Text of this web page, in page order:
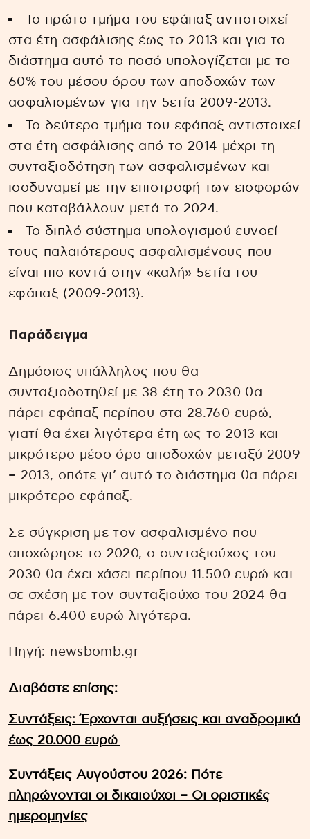
Το πρώτο τμήμα του εφάπαξ αντιστοιχεί
στα έτη ασφάλισης έως το 2013 και για το
διάστημα αυτό το ποσό υπολογίζεται με το
60% του μέσου όρου των αποδοχών των
ασφαλισμένων για την 5ετία 2009-2013.
Το δεύτερο τμήμα του εφάπαξ αντιστοιχεί
στα έτη ασφάλισης από το 2014 μέχρι τη
συνταξιοδότηση των ασφαλισμένων και
ισοδυναμεί με την επιστροφή των εισφορών
που καταβάλλουν μετά το 2024.
Το διπλό σύστημα υπολογισμού ευνοεί
τους παλαιότερους ασφαλισμένους που
είναι πιο κοντά στην «καλή» 5ετία του
εφάπαξ (2009-2013).
Παράδειγμα
Δημόσιος υπάλληλος που θα
συνταξιοδοτηθεί με 38 έτη το 2030 θα
πάρει εφάπαξ περίπου στα 28.760 ευρώ,
γιατί θα έχει λιγότερα έτη ως το 2013 και
μικρότερο μέσο όρο αποδοχών μεταξύ 2009
– 2013, οπότε γι’ αυτό το διάστημα θα πάρει
μικρότερο εφάπαξ.
Σε σύγκριση με τον ασφαλισμένο που
αποχώρησε το 2020, ο συνταξιούχος του
2030 θα έχει χάσει περίπου 11.500 ευρώ και
σε σχέση με τον συνταξιούχο του 2024 θα
πάρει 6.400 ευρώ λιγότερα.
Πηγή: newsbomb.gr
Διαβάστε επίσης:
Συντάξεις: Έρχονται αυξήσεις και αναδρομικά
έως 20.000 ευρώ
Συντάξεις Αυγούστου 2026: Πότε
πληρώνονται οι δικαιούχοι – Οι οριστικές
ημερομηνίες